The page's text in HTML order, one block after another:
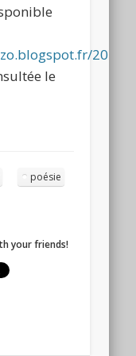
2015/
le
poésie
your friends!